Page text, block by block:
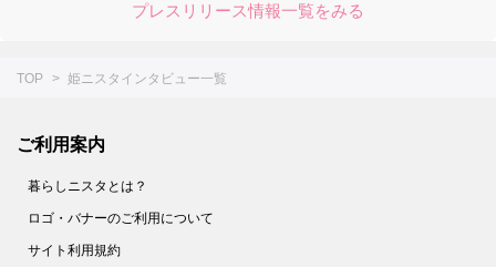
プレスリリース情報一覧をみる
TOP 姫ニスタインタビュー一覧
ご利用案内
暮らしニスタとは？
ロゴ・バナーのご利用について
サイト利用規約